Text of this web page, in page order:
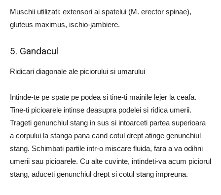
Muschii utilizati: extensori ai spatelui (M. erector spinae),
gluteus maximus, ischio-jambiere.
5. Gandacul
Ridicari diagonale ale piciorului si umarului
Intinde-te pe spate pe podea si tine-ti mainile lejer la ceafa.
Tine-ti picioarele intinse deasupra podelei si ridica umerii.
Trageti genunchiul stang in sus si intoarceti partea superioara
a corpului la stanga pana cand cotul drept atinge genunchiul
stang. Schimbati partile intr-o miscare fluida, fara a va odihni
umerii sau picioarele. Cu alte cuvinte, intindeti-va acum piciorul
stang, aduceti genunchiul drept si cotul stang impreuna.